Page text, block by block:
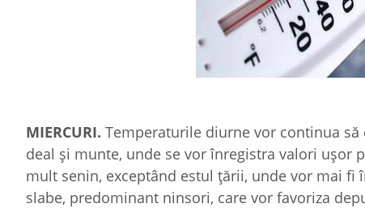
MIERCURI. Temperaturile diurne vor continua
deal şi munte, unde se vor înregistra valori uşor
mult senin, exceptând estul ţării, unde vor mai
slabe, predominant ninsori, care vor favoriza